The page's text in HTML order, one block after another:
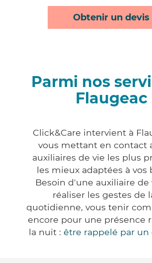
Obtenir un devis
Parmi nos
Flaugeac
Click&Care intervient à
vous mettant en contact
auxiliaires de vie les plus
les mieux adaptées à vos
Besoin d'une auxiliaire de
réaliser les gestes de
quotidienne, vous tenir
encore pour une présence
la nuit : être rappelé par un